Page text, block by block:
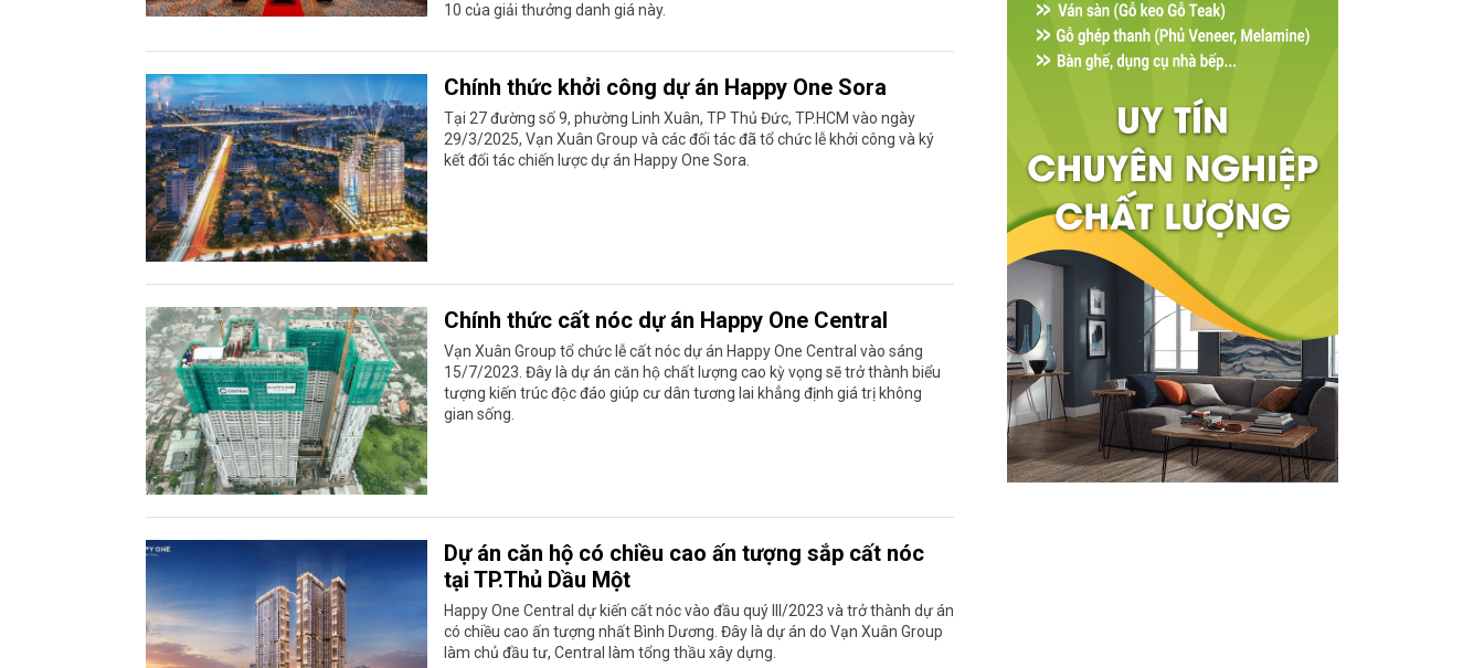
10 của giải thưởng danh giá này.
Chính thức khởi công dự án Happy One Sora
Tại 27 đường số 9, phường Linh Xuân, TP Thủ Đức, TP.HCM vào ngày
29/3/2025, Vạn Xuân Group và các đối tác đã tổ chức lễ khởi công và ký
kết đối tác chiến lược dự án Happy One Sora.
Chính thức cất nóc dự án Happy One Central
Vạn Xuân Group tổ chức lễ cất nóc dự án Happy One Central vào sáng
15/7/2023. Đây là dự án căn hộ chất lượng cao kỳ vọng sẽ trở thành biểu
tượng kiến trúc độc đáo giúp cư dân tương lai khẳng định giá trị không
gian sống.
Dự án căn hộ có chiều cao ấn tượng sắp cất nóc
tại TP.Thủ Dầu Một
Happy One Central dự kiến cất nóc vào đầu quý III/2023 và trở thành dự án
có chiều cao ấn tượng nhất Bình Dương. Đây là dự án do Vạn Xuân Group
làm chủ đầu tư, Central làm tổng thầu xây dựng.